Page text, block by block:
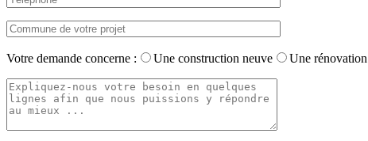
Votre demande concerne : Une construction neuve Une rénovation